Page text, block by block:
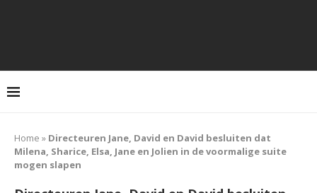
Home » Directeuren Jane, David en David besluiten dat
Milena, Sharice, Elsa, Jane en Jolien in de voormalige suite
mogen slapen